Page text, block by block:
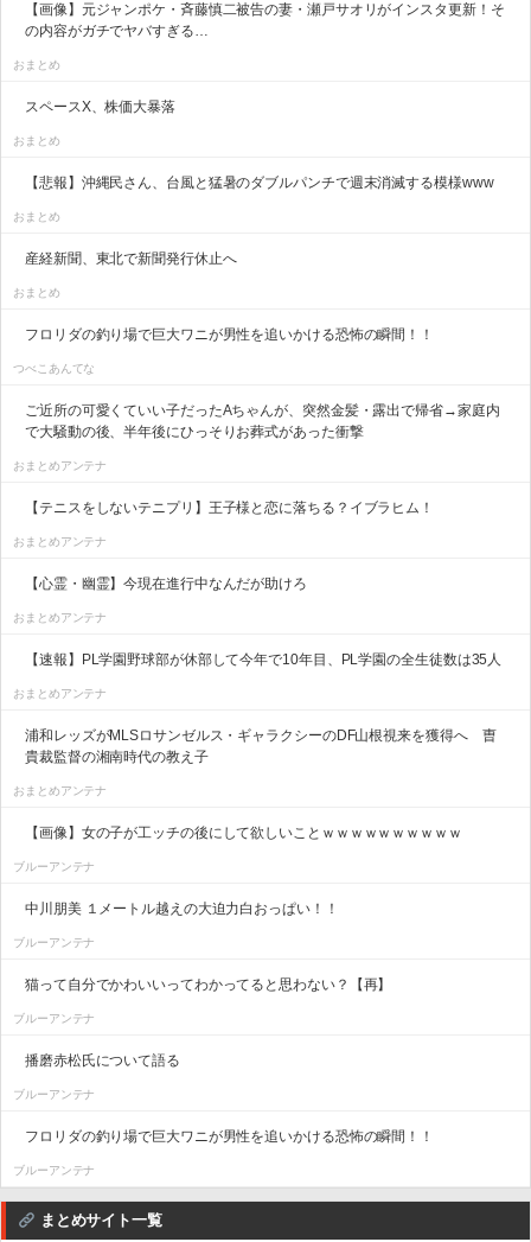
【画像】元ジャンポケ・斉藤慎二被告の妻・瀬戸サオリがインスタ更新！そ
の内容がガチでヤバすぎる…
おまとめ
スペースX、株価大暴落
おまとめ
【悲報】沖縄民さん、台風と猛暑のダブルパンチで週末消滅する模様www
おまとめ
産経新聞、東北で新聞発行休止へ
おまとめ
フロリダの釣り場で巨大ワニが男性を追いかける恐怖の瞬間！！
つべこあんてな
ご近所の可愛くていい子だったAちゃんが、突然金髪・露出で帰省→家庭内
で大騒動の後、半年後にひっそりお葬式があった衝撃
おまとめアンテナ
【テニスをしないテニプリ】王子様と恋に落ちる？イブラヒム！
おまとめアンテナ
【心霊・幽霊】今現在進行中なんだが助けろ
おまとめアンテナ
【速報】PL学園野球部が休部して今年で10年目、PL学園の全生徒数は35人
おまとめアンテナ
浦和レッズがMLSロサンゼルス・ギャラクシーのDF山根視来を獲得へ 曺
貴裁監督の湘南時代の教え子
おまとめアンテナ
【画像】女の子が工ッチの後にして欲しいことｗｗｗｗｗｗｗｗｗｗ
ブルーアンテナ
中川朋美 １メートル越えの大迫力白おっぱい！！
ブルーアンテナ
猫って自分でかわいいってわかってると思わない？【再】
ブルーアンテナ
播磨赤松氏について語る
ブルーアンテナ
フロリダの釣り場で巨大ワニが男性を追いかける恐怖の瞬間！！
ブルーアンテナ
まとめサイト一覧